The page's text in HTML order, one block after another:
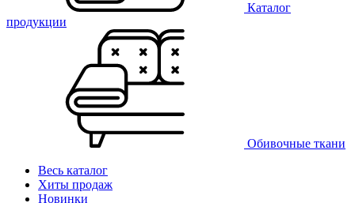
Каталог
продукции
Обивочные ткани
Весь каталог
Хиты продаж
Новинки